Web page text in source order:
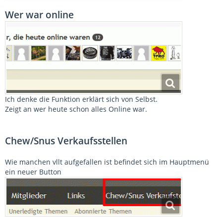
Wer war online
Ich denke die Funktion erklärt sich von Selbst.
Zeigt an wer heute schon alles Online war.
Chew/Snus Verkaufsstellen
Wie manchen vllt aufgefallen ist befindet sich im Hauptmenü
ein neuer Button